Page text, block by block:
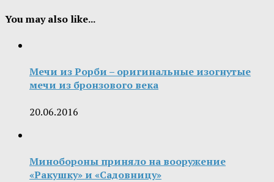
You may also like...
Мечи из Рорби – оригинальные изогнутые
мечи из бронзового века
20.06.2016
Минобороны приняло на вооружение
«Ракушку» и «Садовницу»